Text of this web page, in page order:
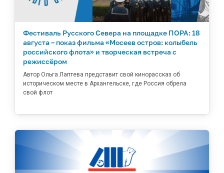
Фестиваль Русского Севера на площадке ПОРА: 18
августа – показ фильма «Мосеев остров: колыбель
российского флота» и творческая встреча с
режиссёром
Автор Ольга Лаптева представит свой кинорассказ об
историческом месте в Архангельске, где Россия обрела
свой флот